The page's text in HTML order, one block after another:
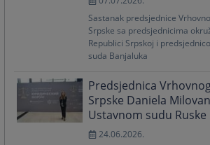
Sastanak predsjednice
Srpske sa predsjednicima
Republici Srpskoj i
suda Banjaluka
Predsjednica
Srpske Daniela
Ustavnom sudu Ruske
24.06.2026.